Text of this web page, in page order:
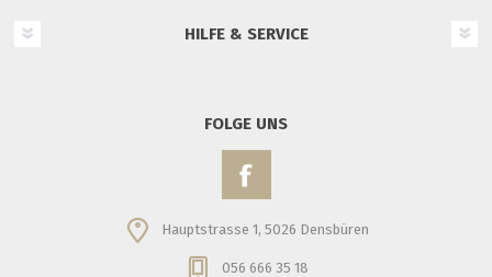
HILFE & SERVICE
FOLGE UNS
Hauptstrasse 1, 5026 Densbüren
056 666 35 18